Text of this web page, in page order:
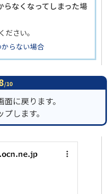
なくなってしまった場
さい。
らない場合
/10
に戻ります。
します。